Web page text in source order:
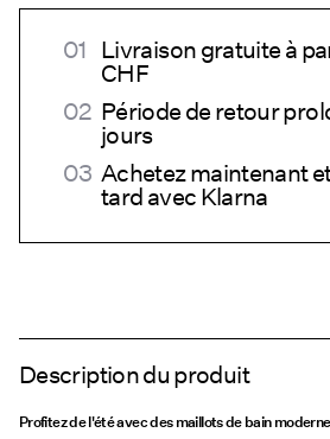
Livraison gratuite à
CHF
Période de retour
jours
Achetez maintenant
tard avec Klarna
Description du produit
Profitez de l'été avec des maillots de bain